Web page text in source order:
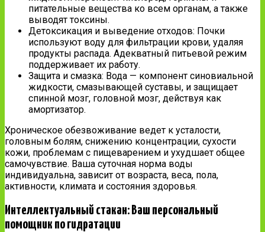
питательные вещества ко всем органам, а также
выводят токсины.
Детоксикация и выведение отходов: Почки
используют воду для фильтрации крови, удаляя
продукты распада. Адекватный питьевой режим
поддерживает их работу.
Защита и смазка: Вода — компонент синовиальной
жидкости, смазывающей суставы, и защищает
спинной мозг, головной мозг, действуя как
амортизатор.
Хроническое обезвоживание ведет к усталости,
головным болям, снижению концентрации, сухости
кожи, проблемам с пищеварением и ухудшает общее
самочувствие. Ваша суточная норма воды
индивидуальна, зависит от возраста, веса, пола,
активности, климата и состояния здоровья.
Интеллектуальный стакан: Ваш персональный
помощник по гидратации